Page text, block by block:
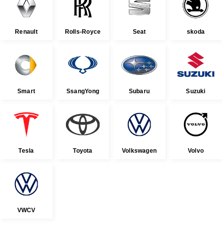
Renault Rolls-Royce Seat skoda
Smart SsangYong Subaru Suzuki
Tesla Toyota Volkswagen Volvo
VWCV